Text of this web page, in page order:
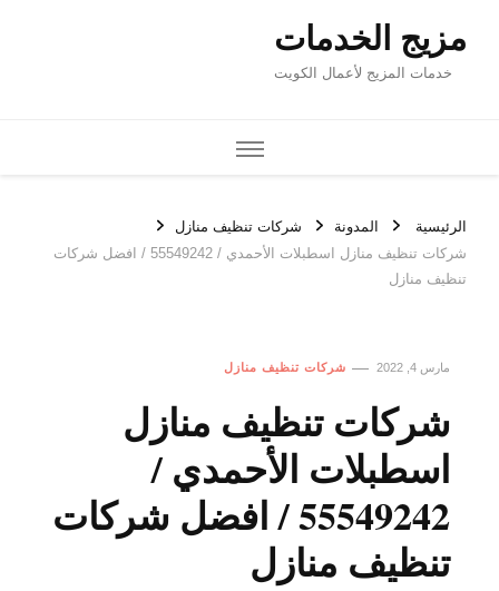
مزيج الخدمات
خدمات المزيج لأعمال الكويت
الرئيسية المدونة
شركات تنظيف منازل
شركات تنظيف منازل اسطبلات الأحمدي / 55549242 / افضل شركات
تنظيف منازل
مارس 4, 2022 شركات تنظيف منازل
شركات تنظيف منازل
اسطبلات الأحمدي /
55549242 / افضل شركات
تنظيف منازل